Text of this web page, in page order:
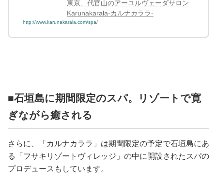
東京、代官山のアーユルヴェーダサロン
Karunakarala-カルナカララ-
http://www.karunakarala.com/spa/
■石垣島に期間限定のスパ。リゾートで寛
ぎながら癒される
さらに、「カルナカララ」は期間限定の予定で石垣島にあ
る「フサキリゾートヴィレッジ」の中に開設されたスパの
プロデュースもしています。